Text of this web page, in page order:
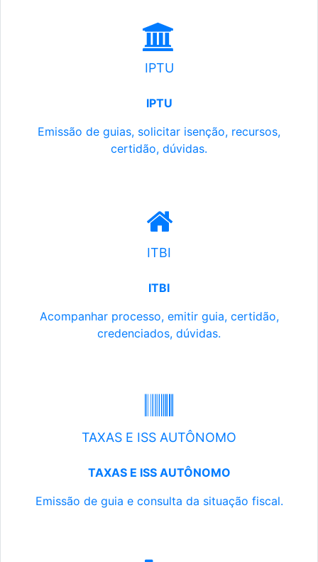
IPTU
IPTU
Emissão de guias, solicitar isenção, recursos,
certidão, dúvidas.
ITBI
ITBI
Acompanhar processo, emitir guia, certidão,
credenciados, dúvidas.
TAXAS E ISS AUTÔNOMO
TAXAS E ISS AUTÔNOMO
Emissão de guia e consulta da situação fiscal.